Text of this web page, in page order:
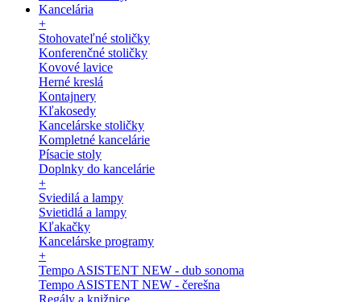
Kancelária
+
Stohovateľné stoličky
Konferenčné stoličky
Kovové lavice
Herné kreslá
Kontajnery
Kľakosedy
Kancelárske stoličky
Kompletné kancelárie
Písacie stoly
Doplnky do kancelárie
+
Sviedilá a lampy
Svietidlá a lampy
Kľakačky
Kancelárske programy
+
Tempo ASISTENT NEW - dub sonoma
Tempo ASISTENT NEW - čerešna
Regály a knižnice